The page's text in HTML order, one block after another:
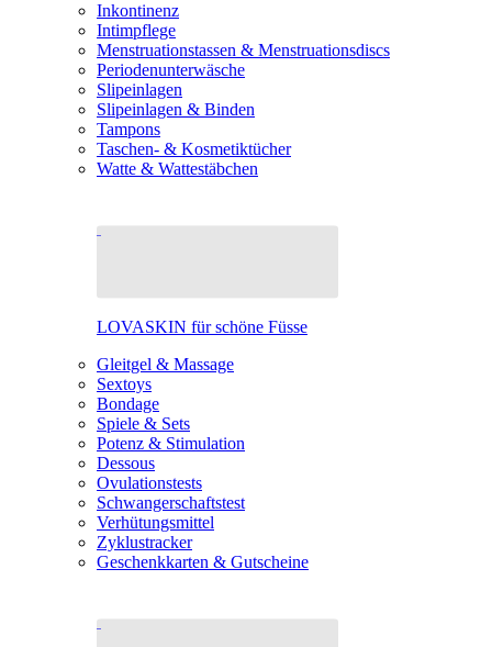
Inkontinenz
Intimpflege
Menstruationstassen & Menstruationsdiscs
Periodenunterwäsche
Slipeinlagen
Slipeinlagen & Binden
Tampons
Taschen- & Kosmetiktücher
Watte & Wattestäbchen
LOVASKIN für schöne Füsse
Gleitgel & Massage
Sextoys
Bondage
Spiele & Sets
Potenz & Stimulation
Dessous
Ovulationstests
Schwangerschaftstest
Verhütungsmittel
Zyklustracker
Geschenkkarten & Gutscheine